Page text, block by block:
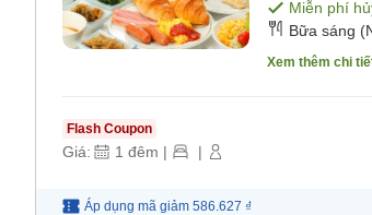
Miễn phí
Bữa sáng
Xem thêm chi
Flash Coupon
Giá: 1 đêm | |
Áp dụng mã giảm 586.627 ₫